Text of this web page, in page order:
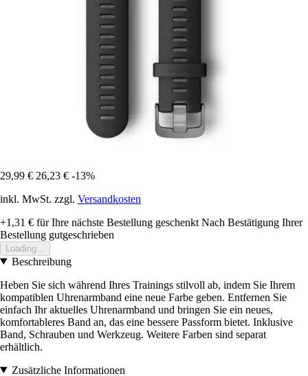
29,99 € 26,23 € -13%
inkl. MwSt. zzgl. Versandkosten
+1,31 € für Ihre nächste Bestellung geschenkt Nach Bestätigung Ihrer
Bestellung gutgeschrieben
Loading...
Beschreibung
Heben Sie sich während Ihres Trainings stilvoll ab, indem Sie Ihrem
kompatiblen Uhrenarmband eine neue Farbe geben. Entfernen Sie
einfach Ihr aktuelles Uhrenarmband und bringen Sie ein neues,
komfortableres Band an, das eine bessere Passform bietet. Inklusive
Band, Schrauben und Werkzeug. Weitere Farben sind separat
erhältlich.
Zusätzliche Informationen